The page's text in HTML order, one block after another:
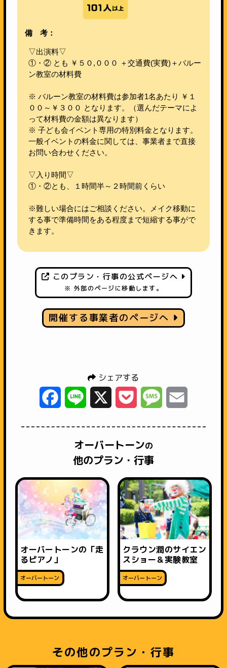
備 考：
▽出演料▽
①・② とも ￥５０,０００ ＋交通費(実費)＋バルー
ン教室の材料費
※ バルーン教室の材料費は参加者1名あたり ￥１
００～￥３００ となります。（選んだテーマによ
って材料費の金額は異なります）
※ 子ども会イベント専用の特別料金となります。
一般イベントの料金に関しては、事業者まで直接
お問い合わせください。
▽入り時間▽
①・②とも、１時間半～２時間前くらい
※難しい場合にはご相談ください。メイク移動に
する事で準備時間をある程度まで短縮する事がで
きます。
このプラン・行事の公式ページへ
※ 外部のページに移動します。
開催する事業者のページへ
シェアする
Facebook
Line Pocket Message
オーバートーンの
他のプラン・行事
オーバートーンの「走
るピアノ」
オーバートーン
クラウン潤のサイエン
スショー＆実験教室
オーバートーン
その他のプラン・行事